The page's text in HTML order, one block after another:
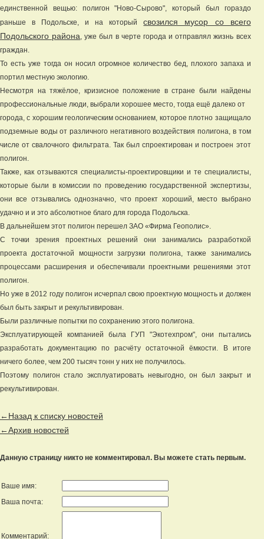
единственной вещью: полигон "Ново-Сырово", который был гораздо
раньше в Подольске, и на которыйсвозился мусор со всего
Подольского района, уже был в черте города и отправлял жизнь всех
граждан.
То есть уже тогда он носил огромное количество бед, плохого запаха и
портил местную экологию.
Несмотря на тяжёлое, кризисное положение в стране были найдены
профессиональные люди, выбрали хорошее место, тогда ещё далеко от
города, с хорошим геологическим основанием, которое плотно защищало
подземные воды от различного негативного воздействия полигона, в том
числе от свалочного фильтрата. Так был спроектирован и построен этот
полигон.
Также, как отзываются специалисты-проектировщики и те специалисты,
которые были в комиссии по проведению государственной экспертизы,
они все отзывались однозначно, что проект хороший, место выбрано
удачно и и это абсолютное благо для города Подольска.
В дальнейшем этот полигон перешел ЗАО «Фирма Геополис».
С точки зрения проектных решений они занимались разработкой
проекта достаточной мощности загрузки полигона, также занимались
процессами расширения и обеспечивали проектными решениями этот
полигон.
Но уже в 2012 году полигон исчерпал свою проектную мощность и должен
был быть закрыт и рекультивирован.
Были различные попытки по сохранению этого полигона.
Эксплуатирующей компанией была ГУП "Экотехпром", они пытались
разработать документацию по расчёту остаточной ёмкости. В итоге
ничего более, чем 200 тысяч тонн у них не получилось.
Поэтому полигон стало эксплуатировать невыгодно, он был закрыт и
рекультивирован.
←Назад к списку новостей
←Архив новостей
Данную страницу никто не комментировал. Вы можете стать первым.
Ваше имя:
Ваша почта:
Комментарий: